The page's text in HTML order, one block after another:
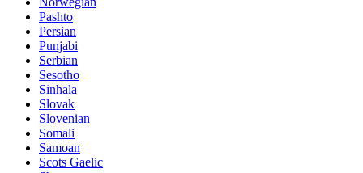
Pashto
Persian
Punjabi
Serbian
Sesotho
Sinhala
Slovak
Slovenian
Somali
Samoan
Scots Gaelic